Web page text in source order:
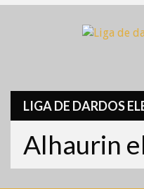
LIGA DE DARDOS
Alhaurin